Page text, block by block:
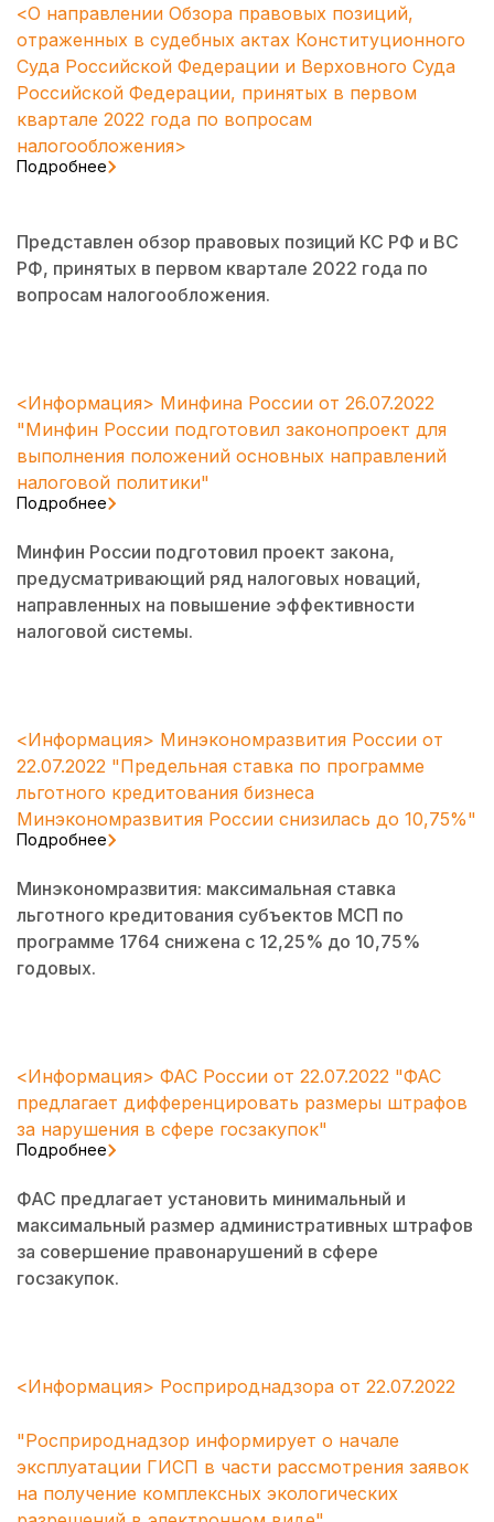
<О направлении Обзора правовых позиций,
отраженных в судебных актах Конституционного
Суда Российской Федерации и Верховного Суда
Российской Федерации, принятых в первом
квартале 2022 года по вопросам
налогообложения>
Подробнее
Представлен обзор правовых позиций КС РФ и ВС
РФ, принятых в первом квартале 2022 года по
вопросам налогообложения.
<Информация> Минфина России от 26.07.2022
"Минфин России подготовил законопроект для
выполнения положений основных направлений
налоговой политики"
Подробнее
Минфин России подготовил проект закона,
предусматривающий ряд налоговых новаций,
направленных на повышение эффективности
налоговой системы.
<Информация> Минэкономразвития России от
22.07.2022 "Предельная ставка по программе
льготного кредитования бизнеса
Минэкономразвития России снизилась до 10,75%"
Подробнее
Минэкономразвития: максимальная ставка
льготного кредитования субъектов МСП по
программе 1764 снижена с 12,25% до 10,75%
годовых.
<Информация> ФАС России от 22.07.2022 "ФАС
предлагает дифференцировать размеры штрафов
за нарушения в сфере госзакупок"
Подробнее
ФАС предлагает установить минимальный и
максимальный размер административных штрафов
за совершение правонарушений в сфере
госзакупок.
<Информация> Росприроднадзора от 22.07.2022
"Росприроднадзор информирует о начале
эксплуатации ГИСП в части рассмотрения заявок
на получение комплексных экологических